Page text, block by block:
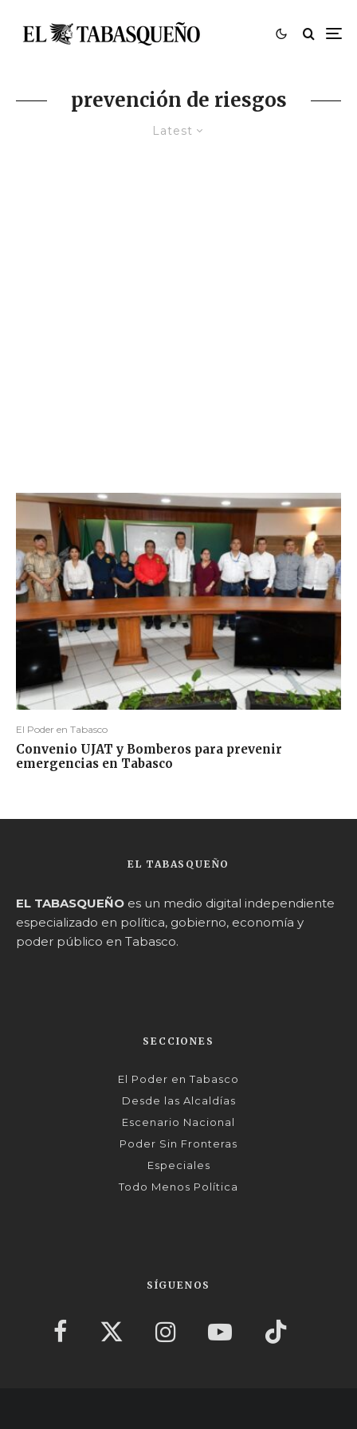
prevención de riesgos
Latest
El Poder en Tabasco
Convenio UJAT y Bomberos para prevenir
emergencias en Tabasco
EL TABASQUEÑO
EL TABASQUEÑO es un medio digital independiente
especializado en política, gobierno, economía y
poder público en Tabasco.
SECCIONES
El Poder en Tabasco
Desde las Alcaldías
Escenario Nacional
Poder Sin Fronteras
Especiales
Todo Menos Política
SÍGUENOS